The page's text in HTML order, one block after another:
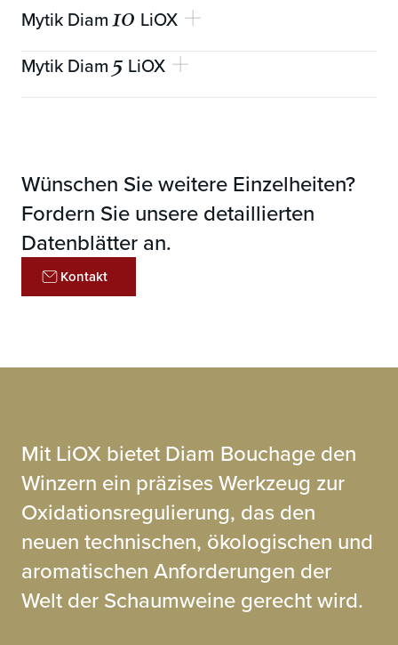
Mytik Diam10 LiOX
Mechanische Garantie
OIR (mg) < 1,1
Mytik Diam 5 LiOX
Korngröße
OIR (mg)
Wünschen Sie weitere Einzelheiten?
Fordern Sie unsere detaillierten
Datenblätter an.
Kontakt
Mit LiOX bietet Diam Bouchage den
Winzern ein präzises Werkzeug zur
Oxidationsregulierung, das den
neuen technischen, ökologischen und
aromatischen Anforderungen der
Welt der Schaumweine gerecht wird.